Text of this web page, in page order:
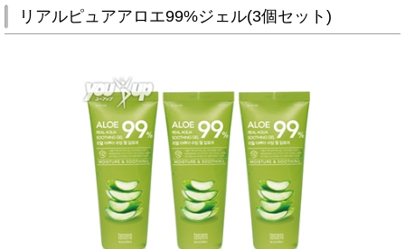
リアルピュアアロエ99%ジェル(3個セット)